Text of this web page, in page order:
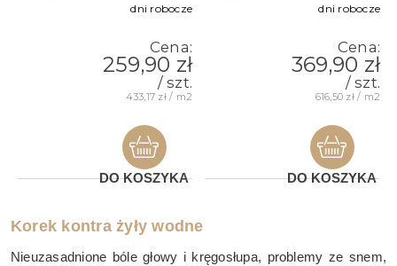
dni robocze
Cena:
259,90 zł
/ szt.
433,17 zł / m2
DO KOSZYKA
dni robocze
Cena:
369,90 zł
/ szt.
616,50 zł / m2
DO KOSZYKA
Korek kontra żyły wodne
Nieuzasadnione bóle głowy i kręgosłupa, problemy ze snem,